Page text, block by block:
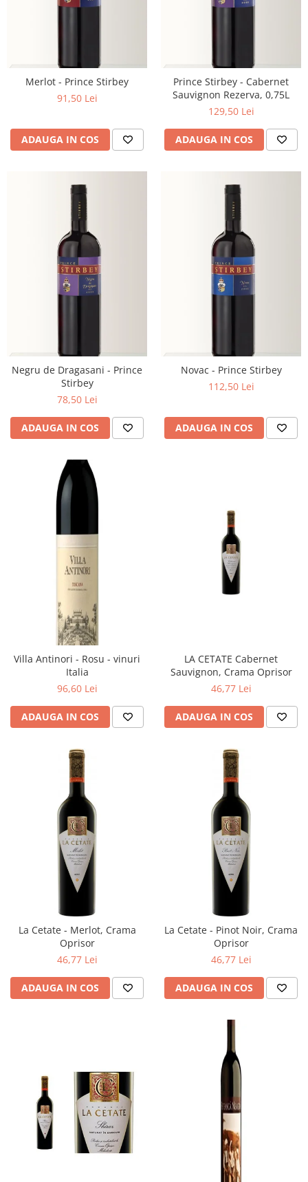
Merlot - Prince Stirbey
91,50 Lei
ADAUGA IN COS
Prince Stirbey - Cabernet
Sauvignon Rezerva, 0,75L
129,50 Lei
ADAUGA IN COS
Negru de Dragasani - Prince
Stirbey
78,50 Lei
ADAUGA IN COS
Novac - Prince Stirbey
112,50 Lei
ADAUGA IN COS
Villa Antinori - Rosu - vinuri
Italia
96,60 Lei
ADAUGA IN COS
LA CETATE Cabernet
Sauvignon, Crama Oprisor
46,77 Lei
ADAUGA IN COS
La Cetate - Merlot, Crama
Oprisor
46,77 Lei
ADAUGA IN COS
La Cetate - Pinot Noir, Crama
Oprisor
46,77 Lei
ADAUGA IN COS